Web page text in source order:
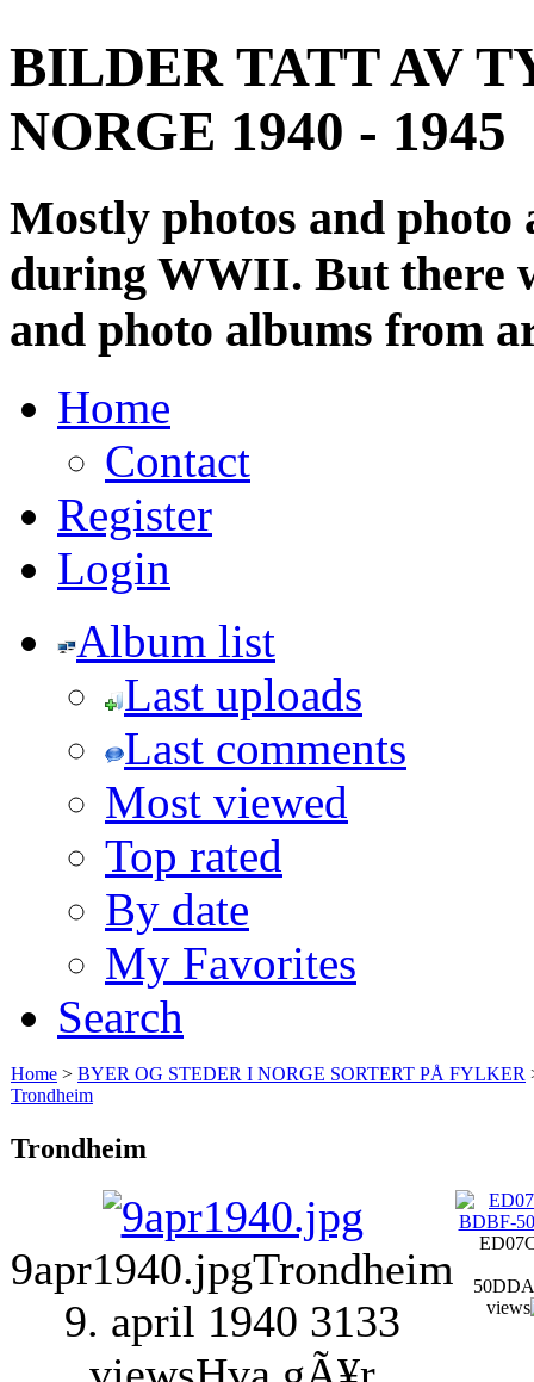
BILDER TATT AV
NORGE 1940 - 1945
Mostly photos and
during WWII. But there
and photo albums from
Home
Contact
Register
Login
Album list
Last uploads
Last comments
Most viewed
Top rated
By date
My Favorites
Search
Home > BYER OG STEDER I NORGE SORTERT PÅ FYLKER
Trondheim
Trondheim
9apr1940.jpgTrondheim
9. april 1940 3133
views